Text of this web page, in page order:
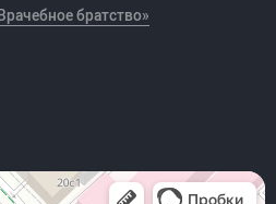
братство»